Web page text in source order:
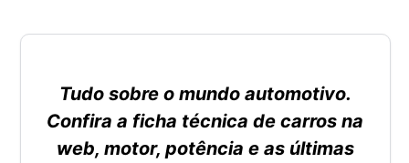
Tudo sobre o mundo automotivo.
Confira a ficha técnica de carros na
web, motor, potência e as últimas